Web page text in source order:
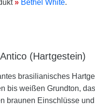
» Bethel White.
(Hartgestein)
brasilianisches
bis weißen Grundton,
braunen Einschlüsse